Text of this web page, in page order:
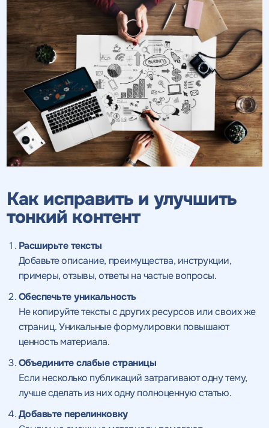
Как исправить и улучшить
тонкий контент
Расширьте тексты
Добавьте описание, преимущества, инструкции,
примеры, отзывы, ответы на частые вопросы.
Обеспечьте уникальность
Не копируйте тексты с других ресурсов или своих же
страниц. Уникальные формулировки повышают
ценность материала.
Объедините слабые страницы
Если несколько публикаций затрагивают одну тему,
лучше сделать из них одну полноценную статью.
Добавьте перелинковку